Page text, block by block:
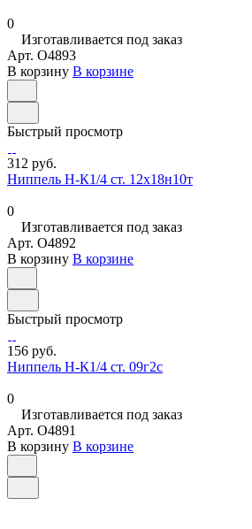
0
Изготавливается под заказ
Арт. O4893
В корзину В корзине
Быстрый просмотр
312 руб.
Ниппель Н-К1/4 ст. 12х18н10т
0
Изготавливается под заказ
Арт. O4892
В корзину В корзине
Быстрый просмотр
156 руб.
Ниппель Н-К1/4 ст. 09г2с
0
Изготавливается под заказ
Арт. O4891
В корзину В корзине